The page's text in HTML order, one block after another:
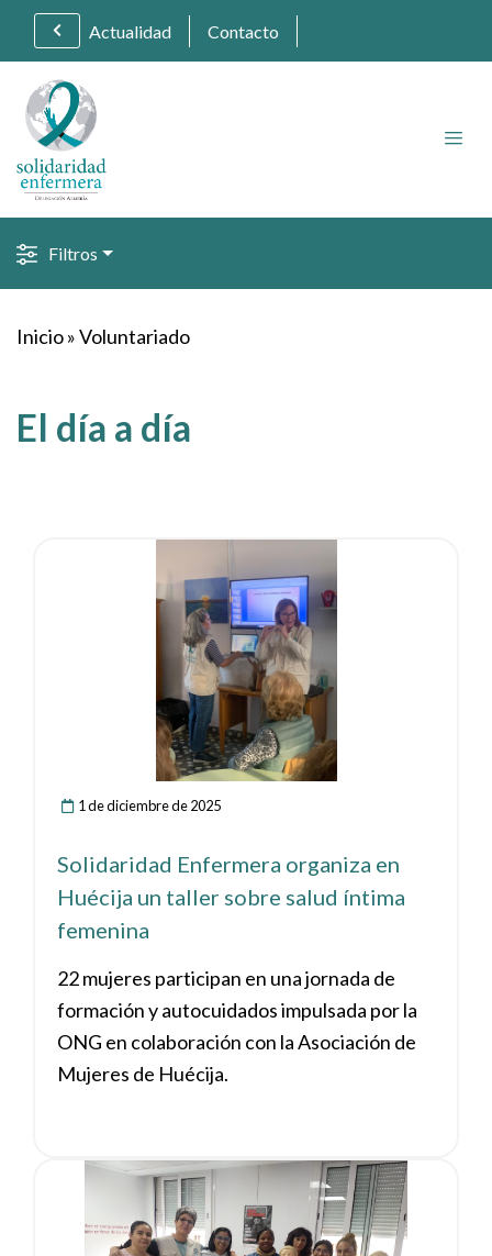
Actualidad Contacto
Filtros
Inicio»Voluntariado
El día a día
1 de diciembre de 2025
Solidaridad Enfermera organiza en
Huécija un taller sobre salud íntima
femenina
22 mujeres participan en una jornada de
formación y autocuidados impulsada por la
ONG en colaboración con la Asociación de
Mujeres de Huécija.
Ver noticia